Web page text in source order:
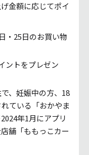
金額に応じてポイ
・25日のお買い物
ントをプレゼン
、妊娠中の方、18
ている「おかやま
年1月にアプリ
舗「ももっこカー